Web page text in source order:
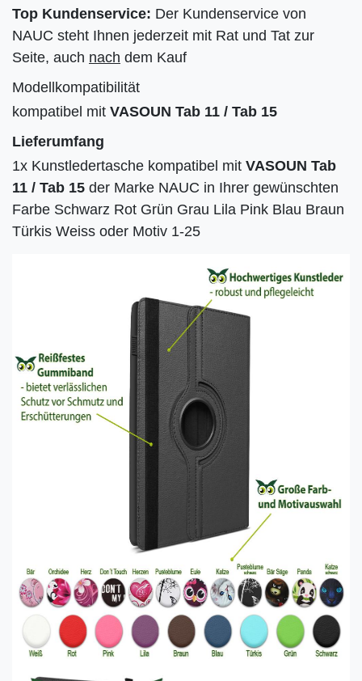
Top Kundenservice: Der Kundenservice von
NAUC steht Ihnen jederzeit mit Rat und Tat zur
Seite, auch nach dem Kauf
Modellkompatibilität
kompatibel mit VASOUN Tab 11 / Tab 15
Lieferumfang
1x Kunstledertasche kompatibel mit VASOUN Tab
11 / Tab 15 der Marke NAUC in Ihrer gewünschten
Farbe Schwarz Rot Grün Grau Lila Pink Blau Braun
Türkis Weiss oder Motiv 1-25